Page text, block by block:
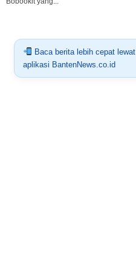
Baca berita lebih cepat lewat
aplikasi BantenNews.co.id